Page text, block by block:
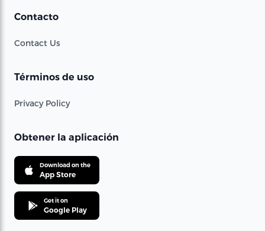
Contacto
Contact Us
Términos de uso
Privacy Policy
Obtener la aplicación
Download on the
App Store
Get it on
Google Play